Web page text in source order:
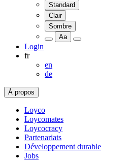
Standard
Clair
Sombre
Aa
Login
fr
en
de
À propos
Loyco
Loycomates
Loycocracy
Partenariats
Développement durable
Jobs